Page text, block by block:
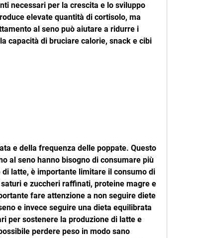
necessari per la crescita e lo sviluppo
elevate quantità di cortisolo, ma
al seno può aiutare a ridurre i
capacità di bruciare calorie, snack e cibi
e della frequenza delle poppate. Questo
al seno hanno bisogno di consumare più
latte, è importante limitare il consumo di
e zuccheri raffinati, proteine magre e
fare attenzione a non seguire diete
e invece seguire una dieta equilibrata
per sostenere la produzione di latte e
perdere peso in modo sano